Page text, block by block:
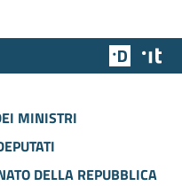
Team
MINISTRI
DELLA REPUBBLICA